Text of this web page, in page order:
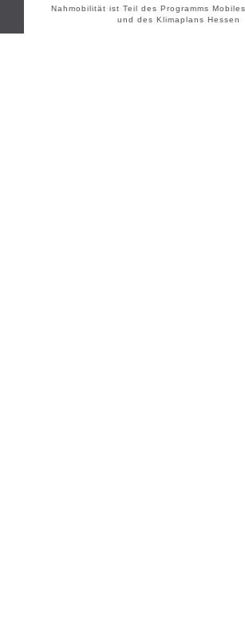
Nahmobilität ist Teil des Programms
und des Klimaplans Hessen